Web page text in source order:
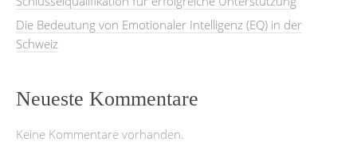
Die Bedeutung von Emotionaler Intelligenz (EQ) in der
Schweiz
Neueste Kommentare
Keine Kommentare vorhanden.